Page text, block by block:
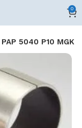
0
PAP 5040 P10 MGK